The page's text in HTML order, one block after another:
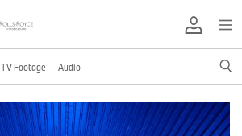
TV Footage Audio